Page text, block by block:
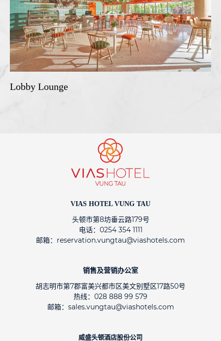
Lobby Lounge
VIAS HOTEL VUNG TAU
头顿市第8坊垂云路179号
电话：0254 354 1111
邮箱：reservation.vungtau@viashotels.com
销售及营销办公室
胡志明市第7郡富美兴都市区美文别墅区17路50号
热线：028 888 99 579
邮箱：sales.vungtau@viashotels.com
威盛头顿酒店股份公司